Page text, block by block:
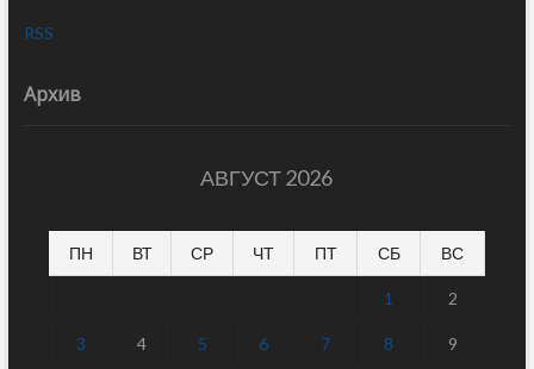
RSS
Архив
АВГУСТ 2026
ПН ВТ СР ЧТ ПТ СБ ВС
1 2
3 4 5 6 7 8 9